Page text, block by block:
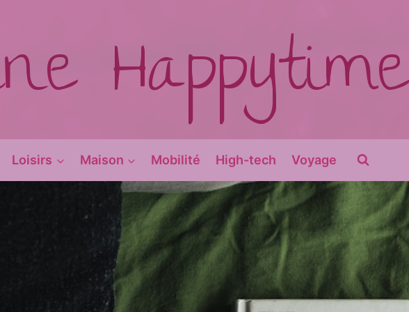
Happytime
Loisirs Maison Mobilité High-tech Voyage